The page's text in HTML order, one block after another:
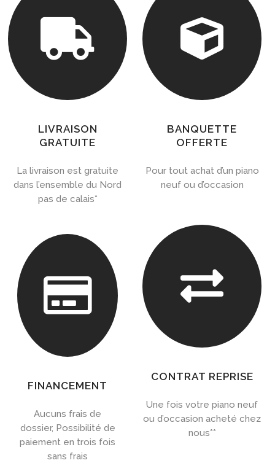

LIVRAISON
GRATUITE
La livraison est gratuite
dans l’ensemble du Nord
pas de calais*

BANQUETTE
OFFERTE
Pour tout achat d’un piano
neuf ou d’occasion

FINANCEMENT
Aucuns frais de
dossier, Possibilité de
paiement en trois fois
sans frais

CONTRAT REPRISE
Une fois votre piano neuf
ou d’occasion acheté chez
nous**